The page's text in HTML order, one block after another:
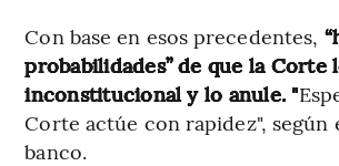
Con base en esos precedentes,
probabilidades” de que la Corte
inconstitucional y lo anule. "
Corte actúe con rapidez",
banco.